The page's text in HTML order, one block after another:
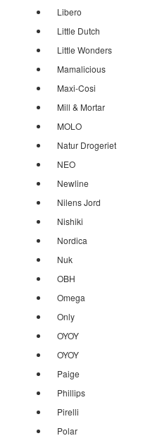
Libero
Little Dutch
Little Wonders
Mamalicious
Maxi-Cosi
Mill & Mortar
MOLO
Natur Drogeriet
NEO
Newline
Nilens Jord
Nishiki
Nordica
Nuk
OBH
Omega
Only
OYOY
OYOY
Paige
Phillips
Pirelli
Polar